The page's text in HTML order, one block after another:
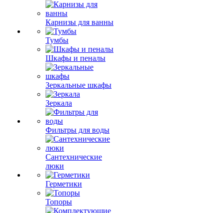
Карнизы для ванны
Тумбы
Шкафы и пеналы
Зеркальные шкафы
Зеркала
Фильтры для воды
Сантехнические
люки
Герметики
Топоры